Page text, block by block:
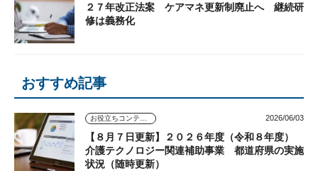
２７年改正法案 ケアマネ更新制廃止へ 継続研
修は義務化
おすすめ記事
お役立ちコンテンツ 2026/06/03
【８月７日更新】２０２６年度（令和８年度）
介護テクノロジー関連補助事業 都道府県の実施
状況（随時更新）